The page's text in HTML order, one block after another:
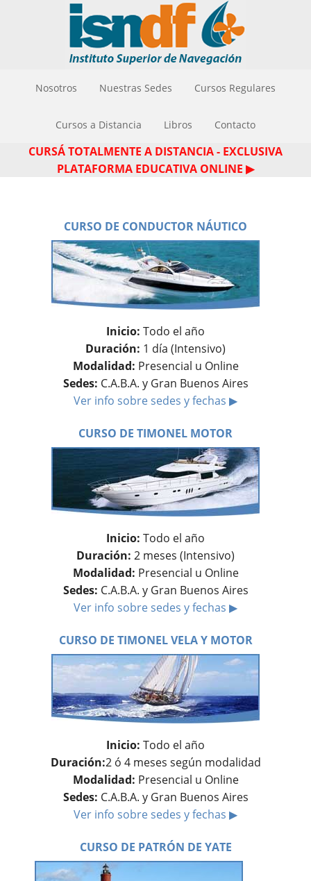
Nosotros Nuestras Sedes Cursos Regulares
Cursos a Distancia Libros Contacto
CURSÁ TOTALMENTE A DISTANCIA - EXCLUSIVA
PLATAFORMA EDUCATIVA ONLINE ▶
CURSO DE CONDUCTOR NÁUTICO
Inicio: Todo el año
Duración: 1 día (Intensivo)
Modalidad: Presencial u Online
Sedes: C.A.B.A. y Gran Buenos Aires
Ver info sobre sedes y fechas ▶
CURSO DE TIMONEL MOTOR
Inicio: Todo el año
Duración: 2 meses (Intensivo)
Modalidad: Presencial u Online
Sedes: C.A.B.A. y Gran Buenos Aires
Ver info sobre sedes y fechas ▶
CURSO DE TIMONEL VELA Y MOTOR
Inicio: Todo el año
Duración:2 ó 4 meses según modalidad
Modalidad: Presencial u Online
Sedes: C.A.B.A. y Gran Buenos Aires
Ver info sobre sedes y fechas ▶
CURSO DE PATRÓN DE YATE